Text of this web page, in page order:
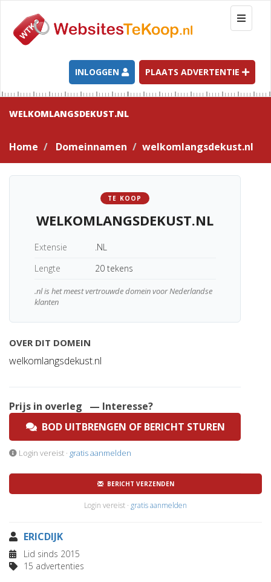
T
o
g
l
e
n
g
a
t
INLOGGEN PLAATS ADVERTENTIE
WELKOMLANGSDEKUST.NL
Home Domeinnamen welkomlangsdekust.nl
TE KOOP
WELKOMLANGSDEKUST.NL
Extensie
.NL
Lengte
20 tekens
.nl is het meest vertrouwde domein voor Nederlandse
klanten
OVER DIT DOMEIN
welkomlangsdekust.nl
Prijs in overleg
— Interesse?
BOD UITBRENGEN OF BERICHT STUREN
Login vereist · gratis aanmelden
BERICHT VERZENDEN
Login vereist · gratis aanmelden
ERICDIJK
Lid sinds 2015
15 advertenties